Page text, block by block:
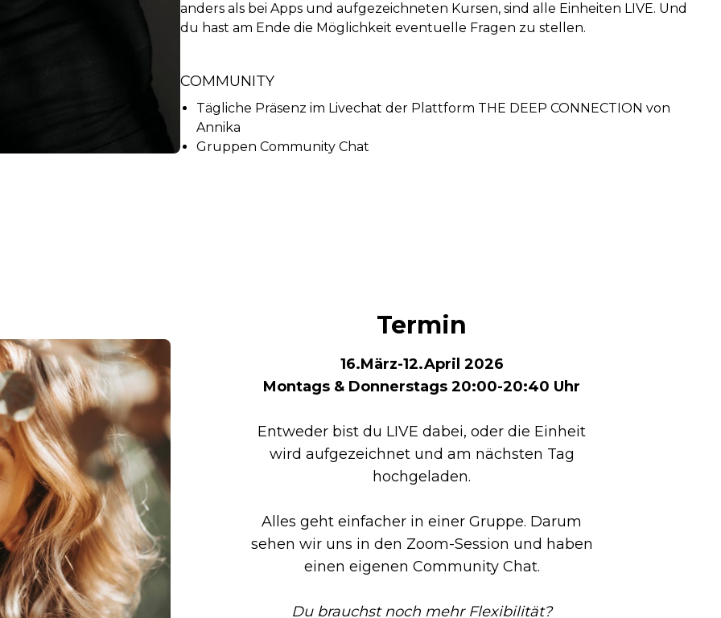
anders als bei Apps und aufgezeichneten Kursen, sind alle Einheiten LIVE. Und
du hast am Ende die Möglichkeit eventuelle Fragen zu stellen.
COMMUNITY
Tägliche Präsenz im Livechat der Plattform THE DEEP CONNECTION von
Annika
Gruppen Community Chat
Termin
16.März-12.April 2026
Montags & Donnerstags 20:00-20:40 Uhr
Entweder bist du LIVE dabei, oder die Einheit
wird aufgezeichnet und am nächsten Tag
hochgeladen.
Alles geht einfacher in einer Gruppe. Darum
sehen wir uns in den Zoom-Session und haben
einen eigenen Community Chat.
Du brauchst noch mehr Flexibilität?